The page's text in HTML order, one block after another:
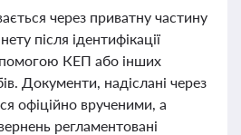
через приватну частину
після ідентифікації
КЕП або інших
Документи, надіслані через
офіційно врученими, а
регламентовані